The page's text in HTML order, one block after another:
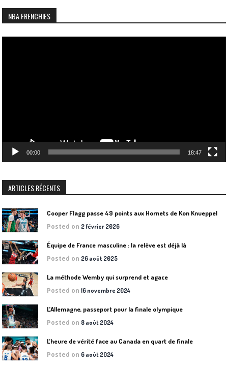
NBA FRENCHIES
00:00 18:47
ARTICLES RÉCENTS
Cooper Flagg passe 49 points aux Hornets de Kon Knueppel
Posted on 2 février 2026
Équipe de France masculine : la relève est déjà là
Posted on 26 août 2025
La méthode Wemby qui surprend et agace
Posted on16 novembre 2024
L’Allemagne, passeport pour la finale olympique
Posted on 8 août 2024
L’heure de vérité face au Canada en quart de finale
Posted on 6 août 2024